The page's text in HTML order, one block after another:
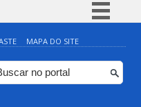
Simplifique!
Comunica BR
Participe
MAPA DO SITE